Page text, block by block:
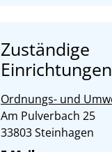
Zuständige
Einrichtungen
Ordnungs- und
Straße:
Am Pulverbach 25
PLZ:
33803Ort:
Steinhagen